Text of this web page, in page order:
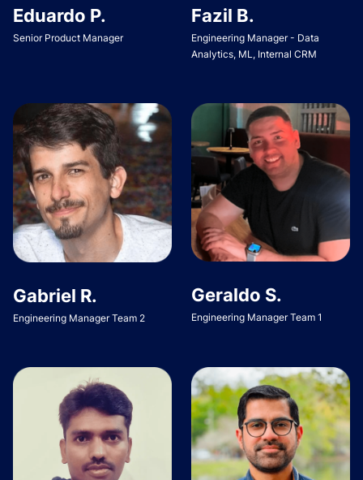
Eduardo P.
Senior Product Manager
Fazil B.
Engineering Manager - Data
Analytics, ML, Internal CRM
Gabriel R.
Engineering Manager Team 2
Geraldo S.
Engineering Manager Team 1